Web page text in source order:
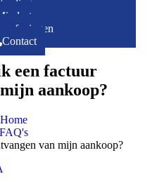
Contact
een factuur
aankoop?
Home
FAQ's
van mijn aankoop?